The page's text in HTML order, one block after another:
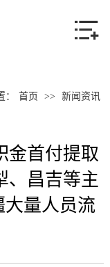
产品中心
联系我们
： 首页 >> 新闻资讯
金首付提取
、昌吉等主
量人员流